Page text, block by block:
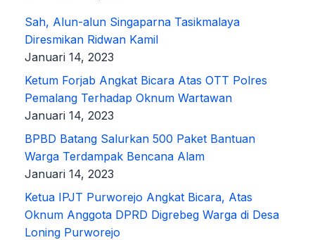
Sah, Alun-alun Singaparna Tasikmalaya
Diresmikan Ridwan Kamil
Januari 14, 2023
Ketum Forjab Angkat Bicara Atas OTT Polres
Pemalang Terhadap Oknum Wartawan
Januari 14, 2023
BPBD Batang Salurkan 500 Paket Bantuan
Warga Terdampak Bencana Alam
Januari 14, 2023
Ketua IPJT Purworejo Angkat Bicara, Atas
Oknum Anggota DPRD Digrebeg Warga di Desa
Loning Purworejo